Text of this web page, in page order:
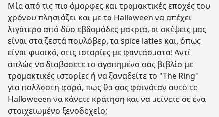
Μία από τις πιο όμορφες και τρομακτικές εποχές του
χρόνου πλησιάζει και με το Halloween να απέχει
λιγότερο από δύο εβδομάδες μακριά, οι σκέψεις μας
είναι στα ζεστά πουλόβερ, τα spice lattes και, όπως
είναι φυσικό, στις ιστορίες με φαντάσματα! Αντί
απλώς να διαβάσετε το αγαπημένο σας βιβλίο με
τρομακτικές ιστορίες ή να ξαναδείτε το "The Ring"
για πολλοστή φορά, πως θα σας φαινόταν αυτό το
Halloweeen να κάνετε κράτηση και να μείνετε σε ένα
στοιχειωμένο ξενοδοχείο;